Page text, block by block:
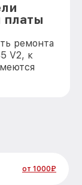
платы
ремонта
V2, к
от 1000₽